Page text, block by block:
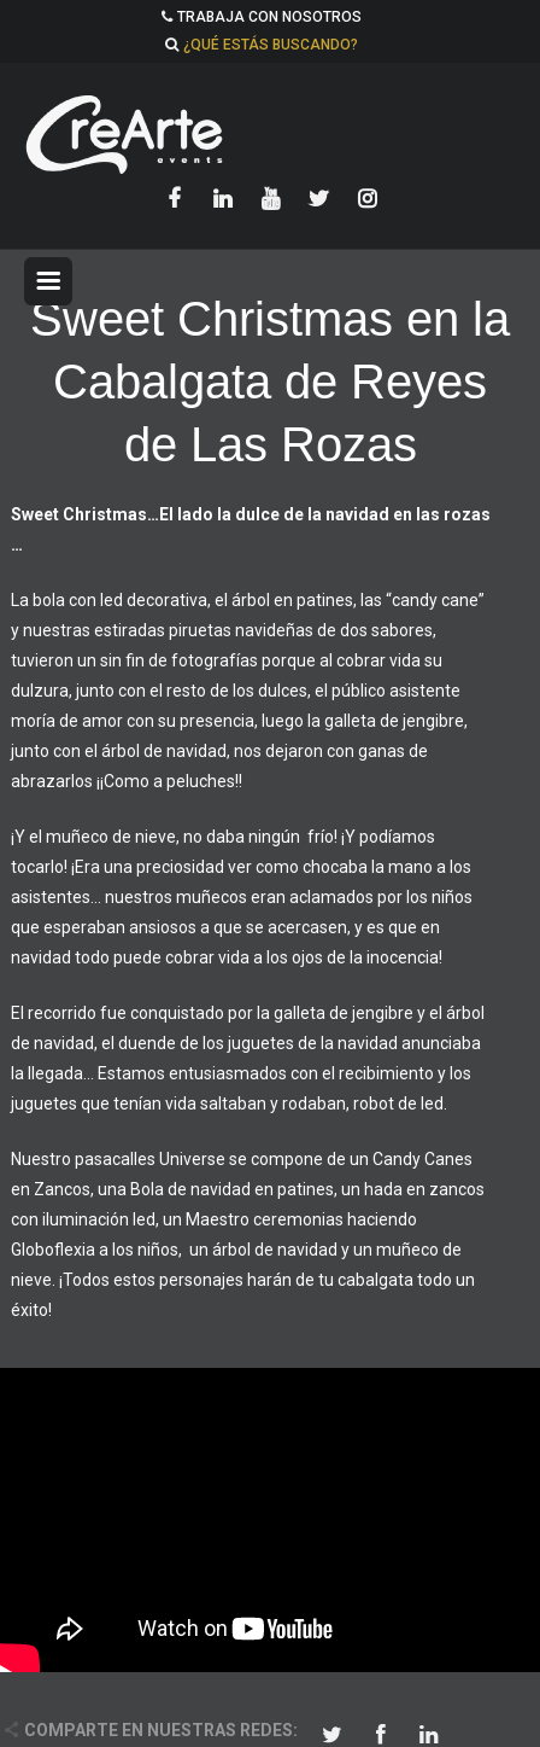
TRABAJA CON NOSOTROS
¿QUÉ ESTÁS BUSCANDO?
Sweet Christmas en la
Cabalgata de Reyes
de Las Rozas
Sweet Christmas… El lado la dulce de la navidad en las rozas
…
La bola con led decorativa, el árbol en patines, las “candy cane”
y nuestras estiradas piruetas navideñas de dos sabores,
tuvieron un sin fin de fotografías porque al cobrar vida su
dulzura, junto con el resto de los dulces, el público asistente
moría de amor con su presencia, luego la galleta de jengibre,
junto con el árbol de navidad, nos dejaron con ganas de
abrazarlos ¡¡Como a peluches!!
¡Y el muñeco de nieve, no daba ningún frío! ¡Y podíamos
tocarlo! ¡Era una preciosidad ver como chocaba la mano a los
asistentes… nuestros muñecos eran aclamados por los niños
que esperaban ansiosos a que se acercasen, y es que en
navidad todo puede cobrar vida a los ojos de la inocencia!
El recorrido fue conquistado por la galleta de jengibre y el árbol
de navidad, el duende de los juguetes de la navidad anunciaba
la llegada… Estamos entusiasmados con el recibimiento y los
juguetes que tenían vida saltaban y rodaban, robot de led.
Nuestro pasacalles Universe se compone de un Candy Canes
en Zancos, una Bola de navidad en patines, un hada en zancos
con iluminación led, un Maestro ceremonias haciendo
Globoflexia a los niños, un árbol de navidad y un muñeco de
nieve. ¡Todos estos personajes harán de tu cabalgata todo un
éxito!
COMPARTE EN NUESTRAS REDES: